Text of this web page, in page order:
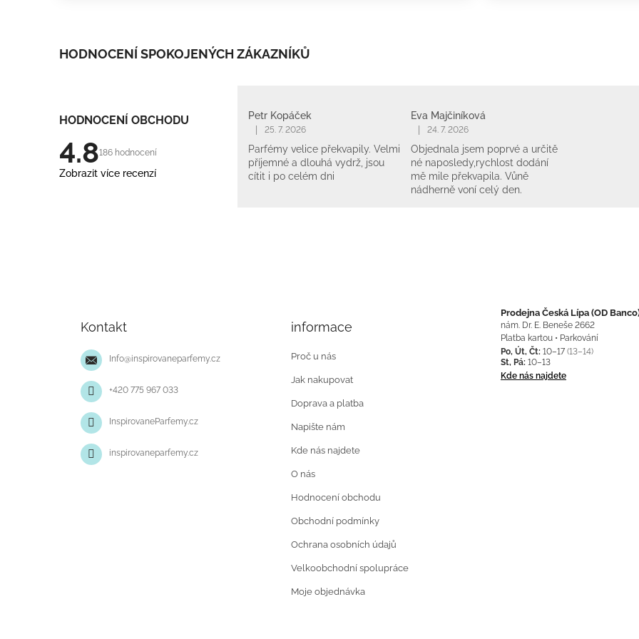
HODNOCENÍ SPOKOJENÝCH ZÁKAZNÍKŮ
HODNOCENÍ OBCHODU
4.8186 hodnocení
Zobrazit více recenzí
Petr Kopáček
25. 7. 2026
Parfémy velice překvapily. Velmi
příjemné a dlouhá vydrž, jsou
cítit i po celém dni
Eva Majčiníková
24. 7. 2026
Objednala jsem poprvé a určitě
né naposledy,rychlost dodání
mě mile překvapila. Vůně
nádherně voní celý den.
Kontakt
Info@inspirovaneparfemy.cz
+420 775 967 033
InspirovaneParfemy.cz
inspirovaneparfemy.cz
informace
Proč u nás
Jak nakupovat
Doprava a platba
Napište nám
Kde nás najdete
O nás
Hodnocení obchodu
Obchodní podmínky
Ochrana osobních údajů
Velkoobchodní spolupráce
Moje objednávka
Prodejna Česká Lípa (OD
nám. Dr. E. Beneše 2662
Platba kartou • Parkování
Po, Út, Čt: 10–17 (13–14)
St, Pá: 10–13
Kde nás najdete